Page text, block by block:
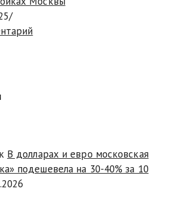
/
В долларах и евро московская
подешевела на 30-40% за 10